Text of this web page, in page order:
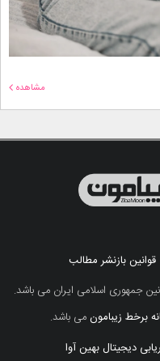
مشاهده
قوانین بازنشر مطالب
جمهوری اسلامی ایران می باشد.
برخط زیبامونمی باشد.
دیجیتال بهین آوا